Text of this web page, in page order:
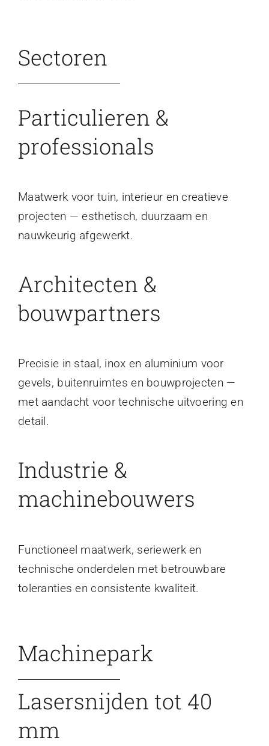
Sectoren
Particulieren &
professionals
Maatwerk voor tuin, interieur en creatieve
projecten — esthetisch, duurzaam en
nauwkeurig afgewerkt.
Architecten &
bouwpartners
Precisie in staal, inox en aluminium voor
gevels, buitenruimtes en bouwprojecten —
met aandacht voor technische uitvoering en
detail.
Industrie &
machinebouwers
Functioneel maatwerk, seriewerk en
technische onderdelen met betrouwbare
toleranties en consistente kwaliteit.
Machinepark
Lasersnijden tot 40
mm